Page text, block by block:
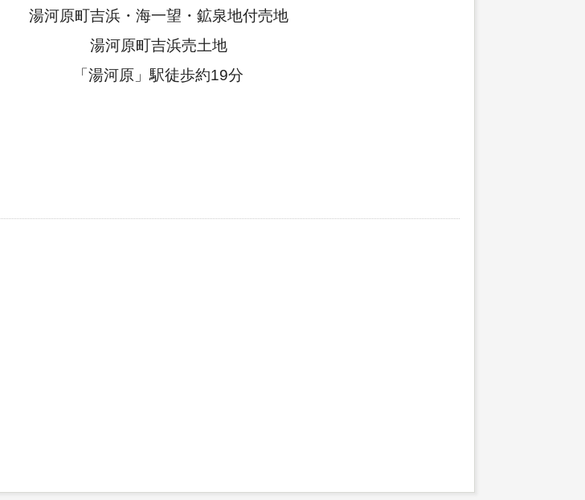
湯河原町吉浜・海一望・鉱泉地付売地
湯河原町吉浜売土地
「湯河原」駅徒歩約19分